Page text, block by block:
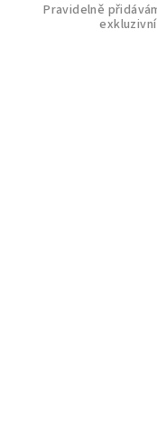
Pravidelně